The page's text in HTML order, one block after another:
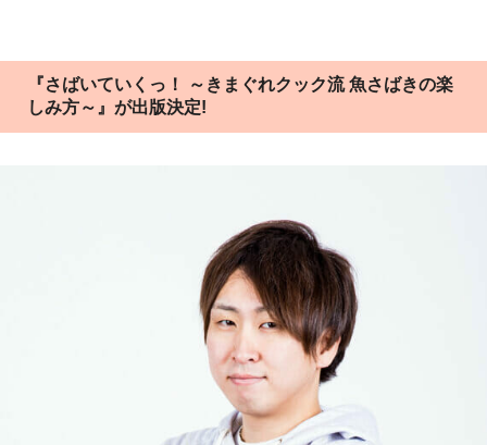
『さばいていくっ！ ～きまぐれクック流 魚さばきの楽
しみ方～』が出版決定!